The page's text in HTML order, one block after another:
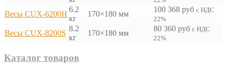
Весы CUX-6200H
6.2
кг
170×180 мм
100 368 руб с НДС
22%
Весы CUX-8200S
8.2
кг
170×180 мм
80 360 руб с НДС
22%
Каталог товаров